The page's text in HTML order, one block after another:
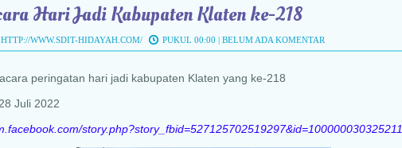
Hari Jadi Kabupaten Klaten ke-218
WWW.SDIT-HIDAYAH.COM/ PUKUL 00:00 | BELUM ADA KOMENTAR
peringatan hari jadi kabupaten Klaten yang ke-218
Juli 2022
story.php?story_fbid=527125702519297&id=100000030325211